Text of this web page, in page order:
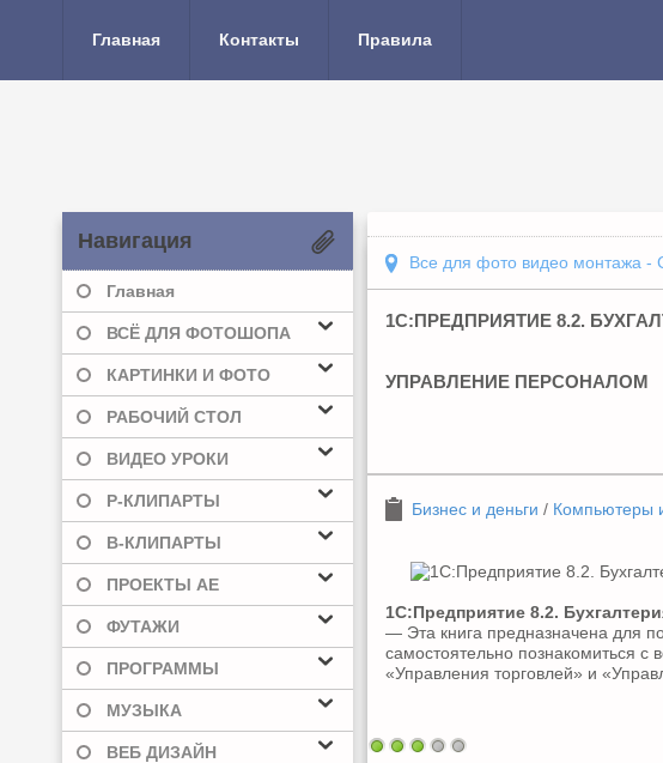
Главная Контакты Правила
Навигация
Главная
ВСЁ ДЛЯ ФОТОШОПА
КАРТИНКИ И ФОТО
РАБОЧИЙ СТОЛ
ВИДЕО УРОКИ
Р-КЛИПАРТЫ
В-КЛИПАРТЫ
ПРОЕКТЫ AE
ФУТАЖИ
ПРОГРАММЫ
МУЗЫКА
ВЕБ ДИЗАЙН
Все для фото видео монтажа -
1С:ПРЕДПРИЯТИЕ 8.2.
УПРАВЛЕНИЕ ПЕРСОНАЛОМ
Бизнес и деньги / Компьютеры
1С:Предприятие 8.2.
— Эта книга предназначена для
самостоятельно познакомиться с
«Управления торговлей» и